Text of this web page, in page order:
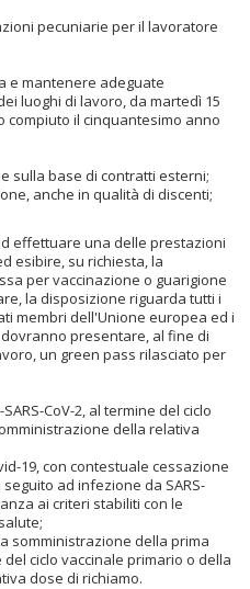
pecuniarie per il lavoratore
e mantenere adeguate
luoghi di lavoro, da martedì 15
compiuto il cinquantesimo anno
sulla base di contratti esterni;
anche in qualità di discenti;
effettuare una delle prestazioni
esibire, su richiesta, la
per vaccinazione o guarigione
la disposizione riguarda tutti i
membri dell'Unione europea ed i
presentare, al fine di
un green pass rilasciato per
CoV-2, al termine del ciclo
della relativa
19, con contestuale cessazione
ad infezione da SARS-
ai criteri stabiliti con le
somministrazione della prima
ciclo vaccinale primario o della
dose di richiamo.